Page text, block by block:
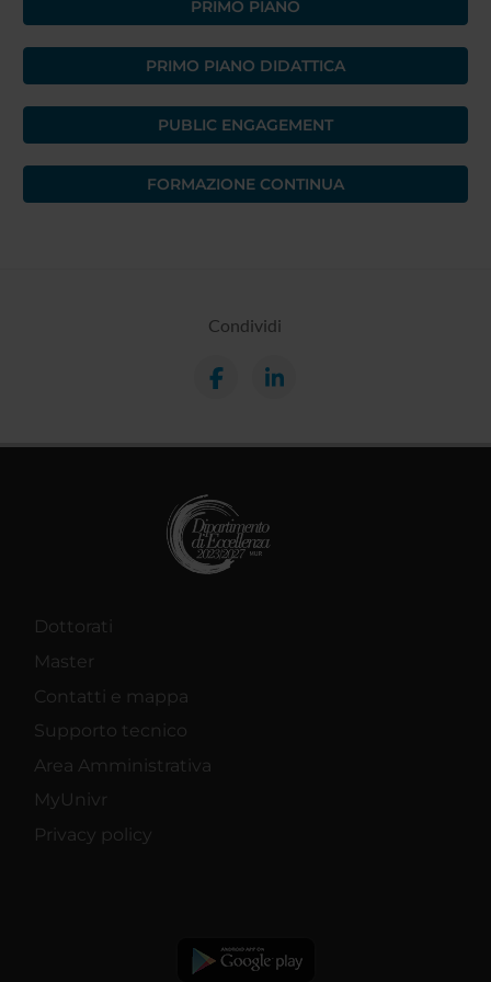
PRIMO PIANO
PRIMO PIANO DIDATTICA
PUBLIC ENGAGEMENT
FORMAZIONE CONTINUA
Condividi
Dottorati
Master
Contatti e mappa
Supporto tecnico
Area Amministrativa
MyUnivr
Privacy policy